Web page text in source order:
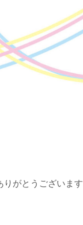
りがとうございます